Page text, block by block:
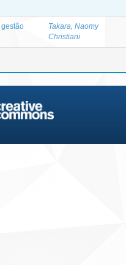
Takara, Naomy
Christiani